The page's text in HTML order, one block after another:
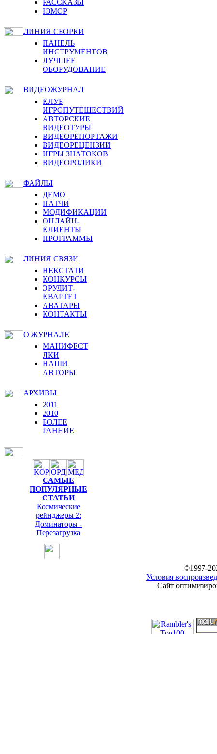
РАССКАЗЫ
ЮМОР
ЛИНИЯ СБОРКИ
ПАНЕЛЬ
ИНСТРУМЕНТОВ
ЛУЧШЕЕ
ОБОРУДОВАНИЕ
ВИДЕОЖУРНАЛ
КЛУБ
ИГРОПУТЕШЕСТВИЙ
АВТОРСКИЕ
ВИДЕОТУРЫ
ВИДЕОРЕПОРТАЖИ
ВИДЕОРЕЦЕНЗИИ
ИГРЫ ЗНАТОКОВ
ВИДЕОРОЛИКИ
ФАЙЛЫ
ДЕМО
ПАТЧИ
МОДИФИКАЦИИ
ОНЛАЙН-
КЛИЕНТЫ
ПРОГРАММЫ
ЛИНИЯ СВЯЗИ
НЕКСТАТИ
КОНКУРСЫ
ЭРУДИТ-
КВАРТЕТ
АВАТАРЫ
КОНТАКТЫ
О ЖУРНАЛЕ
МАНИФЕСТ
ЛКИ
НАШИ
АВТОРЫ
АРХИВЫ
2011
2010
БОЛЕЕ
РАННИЕ
САМЫЕ
ПОПУЛЯРНЫЕ
СТАТЬИ
Космические
рейнджеры 2:
Доминаторы -
Перезагрузка
©1997-
Условия
Сайт